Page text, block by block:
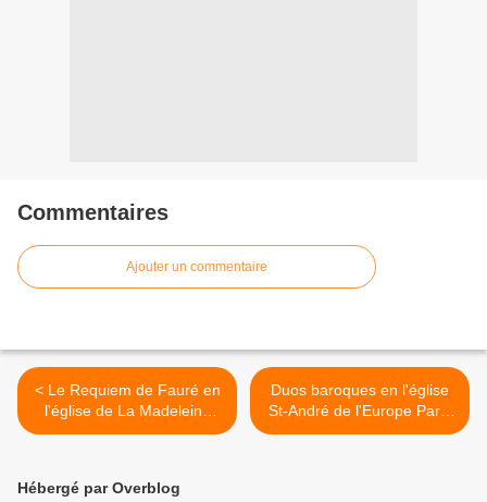
Commentaires
Ajouter un commentaire
< Le Requiem de Fauré en
l'église de La Madeleine
Paris 8e
Duos baroques en l'église
St-André de l'Europe Paris
8e >
Hébergé par Overblog